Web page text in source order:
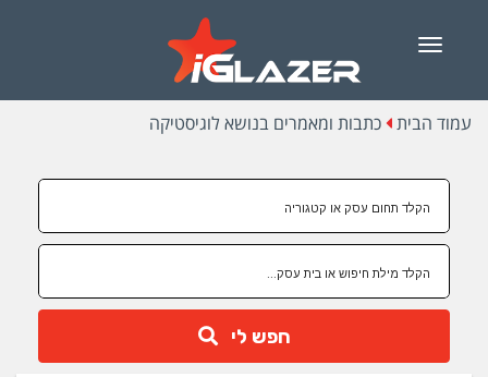
Menu
עמוד הבית כתבות ומאמרים בנושא לוגיסטיקה
חפש לי